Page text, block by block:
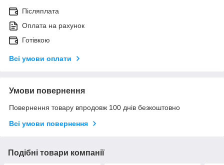
Післяплата
Оплата на рахунок
Готівкою
Всі умови оплати
Умови повернення
Повернення товару впродовж 100 днів безкоштовно
Всі умови повернення
Подібні товари компанії